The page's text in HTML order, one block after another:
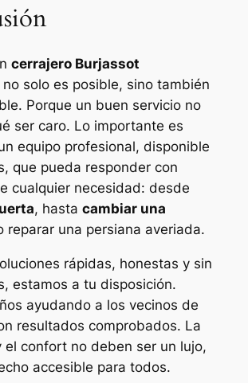
cerrajero Burjassot
solo es posible, sino también
Porque un buen servicio no
ser caro. Lo importante es
equipo profesional, disponible
que pueda responder con
cualquier necesidad: desde
, hasta cambiar una
reparar una persiana averiada.
rápidas, honestas y sin
estamos a tu disposición.
ayudando a los vecinos de
resultados comprobados. La
el confort no deben ser un lujo,
accesible para todos.